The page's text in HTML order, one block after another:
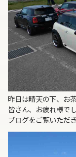
昨日は晴天の下、お
皆さん、お疲れ様でし
ブログをご覧いただ